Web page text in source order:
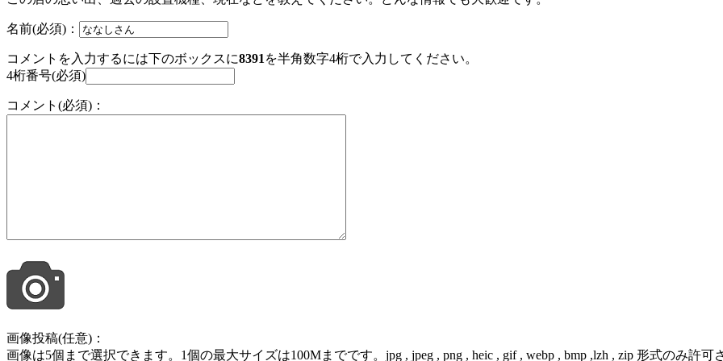
名前(必須)：
コメントを入力するには下のボックスに8391 を半角数字4桁で入力してください。
4桁番号(必須)
コメント(必須)：
画像投稿(任意)：
画像は5個まで選択できます。1個の最大サイズは100Mまでです。jpg , jpeg , png , heic , gif , webp , bmp ,lzh , zip 形式のみ許可